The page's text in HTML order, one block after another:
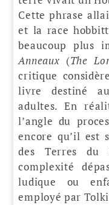
Cette phrase
et la race
beaucoup plus
Anneaux (The
critique
livre destiné
adultes. En
l’angle du
encore qu’il est
des Terres
complexité
ludique ou
employé par